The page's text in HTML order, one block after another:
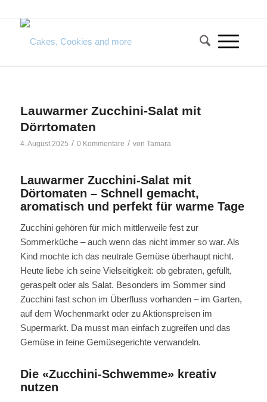
Lauwarmer Zucchini-Salat mit
Dörrtomaten
4. August 2025 / 0 Kommentare / von Tamara
Lauwarmer Zucchini-Salat mit
Dörtomaten – Schnell gemacht,
aromatisch und perfekt für warme Tage
Zucchini gehören für mich mittlerweile fest zur
Sommerküche – auch wenn das nicht immer so war. Als
Kind mochte ich das neutrale Gemüse überhaupt nicht.
Heute liebe ich seine Vielseitigkeit: ob gebraten, gefüllt,
geraspelt oder als Salat. Besonders im Sommer sind
Zucchini fast schon im Überfluss vorhanden – im Garten,
auf dem Wochenmarkt oder zu Aktionspreisen im
Supermarkt. Da musst man einfach zugreifen und das
Gemüse in feine Gemüsegerichte verwandeln.
Die «Zucchini-Schwemme» kreativ
nutzen